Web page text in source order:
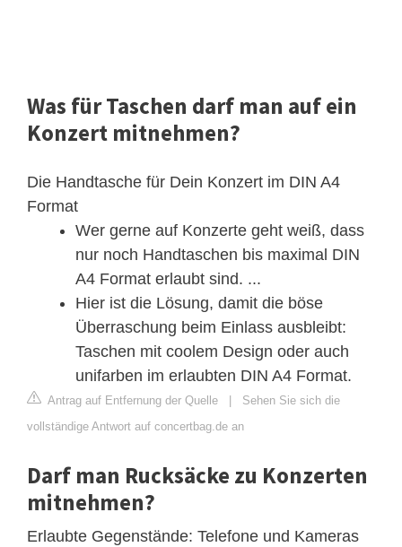
Was für Taschen darf man auf ein
Konzert mitnehmen?
Die Handtasche für Dein Konzert im DIN A4
Format
Wer gerne auf Konzerte geht weiß, dass
nur noch Handtaschen bis maximal DIN
A4 Format erlaubt sind. ...
Hier ist die Lösung, damit die böse
Überraschung beim Einlass ausbleibt:
Taschen mit coolem Design oder auch
unifarben im erlaubten DIN A4 Format.
Antrag auf Entfernung der Quelle
Sehen Sie sich die
vollständige Antwort auf concertbag.de an
Darf man Rucksäcke zu Konzerten
mitnehmen?
Erlaubte Gegenstände: Telefone und Kameras